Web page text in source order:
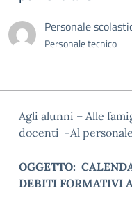
Personale
Personale tecnico
Agli alunni – Alle
docenti -Al
OGGETTO:
DEBITI FORMATIVI